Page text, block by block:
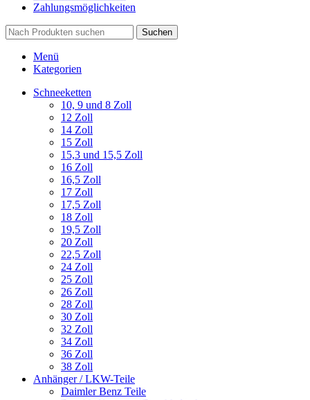
Zahlungsmöglichkeiten
Suchen
Menü
Kategorien
Schneeketten
10, 9 und 8 Zoll
12 Zoll
14 Zoll
15 Zoll
15,3 und 15,5 Zoll
16 Zoll
16,5 Zoll
17 Zoll
17,5 Zoll
18 Zoll
19,5 Zoll
20 Zoll
22,5 Zoll
24 Zoll
25 Zoll
26 Zoll
28 Zoll
30 Zoll
32 Zoll
34 Zoll
36 Zoll
38 Zoll
Anhänger / LKW-Teile
Daimler Benz Teile